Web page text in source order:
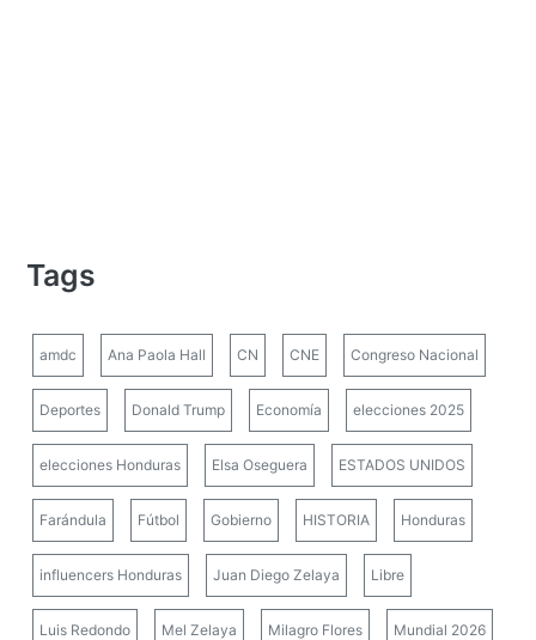
Tags
amdc Ana Paola Hall CN CNE Congreso Nacional
Deportes Donald Trump Economía elecciones 2025
elecciones Honduras Elsa Oseguera ESTADOS UNIDOS
Farándula Fútbol Gobierno HISTORIA Honduras
influencers Honduras Juan Diego Zelaya Libre
Luis Redondo Mel Zelaya Milagro Flores Mundial 2026